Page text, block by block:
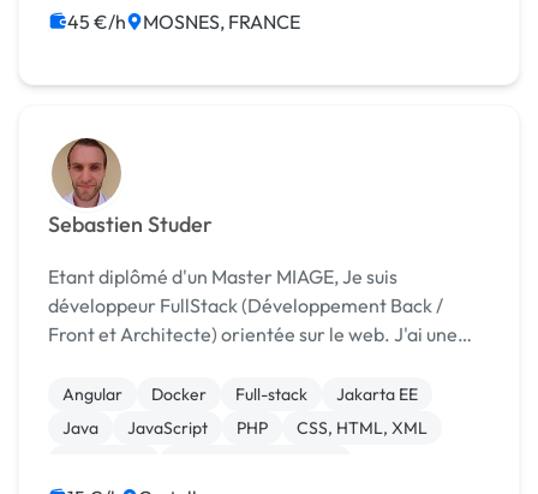
45 €/h MOSNES, FRANCE
Sebastien Studer
Etant diplômé d'un Master MIAGE, Je suis
développeur FullStack (Développement Back /
Front et Architecte) orientée sur le web. J'ai une
profil et je me documente régulièrement.
Angular Docker Full-stack
Jakarta EE
Java
JavaScript PHP
CSS, HTML, XML